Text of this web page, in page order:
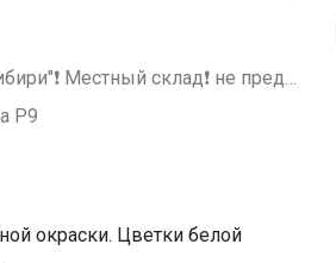
СП297 Сезонные саженцы от "Семена для Сибири"❗ Местный склад❗ не предзаказ: заказали=получили (svet)
Р9
окраски. Цветки белой